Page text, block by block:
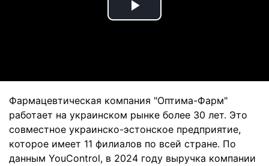
Play
Фармацевтическая компания "Оптима-Фарм"
работает на украинском рынке более 30 лет. Это
совместное украинско-эстонское предприятие,
которое имеет 11 филиалов по всей стране. По
данным YouControl, в 2024 году выручка компании